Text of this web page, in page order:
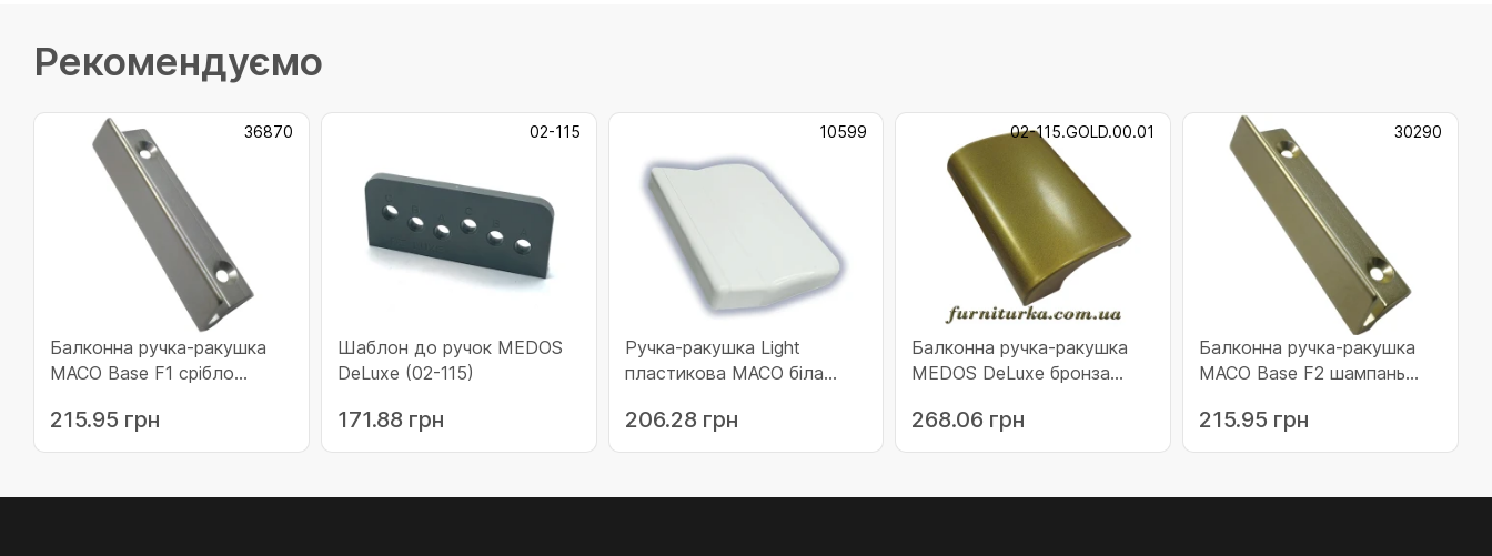
Рекомендуємо
36870
Балконна ручка-ракушка
МACO Base F1 срібло
215.95 грн
02-115
Шаблон до ручок MEDOS
DeLuxe (02-115)
171.88 грн
10599
Ручка-ракушка Light
пластикова MACO біла
206.28 грн
02-115.GOLD.00.01
Балконна ручка-ракушка
MEDOS DeLuxe бронза
268.06 грн
30290
Балконна ручка-ракушка
МACO Base F2 шампань
215.95 грн